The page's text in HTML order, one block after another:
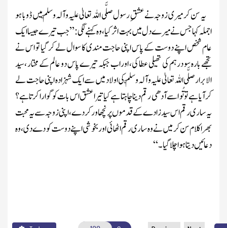
یہ سن کر میری زوجہ نے عشقِ رسولصلَّی اللہ تعالیٰ علیہ وآلہ وسلَّممیں ڈوبا ہو
اجملہ کہا جس نے میرے دل میں بہت اثر کیا، وہ کہنے لگی:’’ جب تیرے جیسا ایک
عام شخص اپنے دوست کے پاس اپنی حاجت مندی کا سوال لے کر گیا تو اس نے
تجھے بارہ سو درہم کی تھیلی عطا کی، اور اب جبکہ تیرے پاس دو عالم کے مختار ،سید
الابرارصلَّی اللہ تعالیٰ علیہ وآلہ وسلَّمکی اولاد میں سے ایک شہزادہ اپنی حاجت لے
کر آیا ہے تو تُو اسے آدھی رقم دینا چاہتا ہے کیا تیرا عشق اس بات کو گوارا کرتا ہے؟
یہ ساری رقم اس سید زادے کے قدموں پر نچھاور کر دے ،اپنی زوجہ سے یہ محبت
بھرا کلام سن کر میں نے وہ ساری رقم اٹھائی اور بخوشی اپنے دو ست کو دے دی، وہ
دعائیں دیتا ہوا چلا گیا ۔‘‘